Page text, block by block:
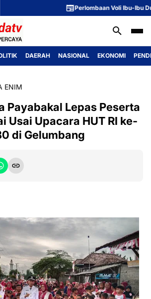
Perlombaan Voli Ibu-Ibu
DAERAH NASIONAL EKONOMI
ENIM
Payabakal Lepas Peserta
Usai Upacara HUT RI ke-
di Gelumbang